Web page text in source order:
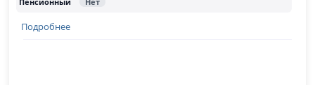
Подробнее